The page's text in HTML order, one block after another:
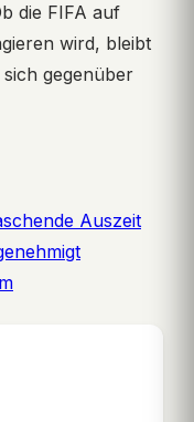
die FIFA auf
wird, bleibt
gegenüber
Auszeit